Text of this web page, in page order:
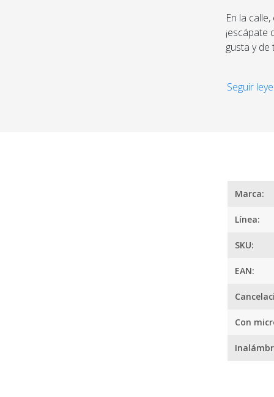
En la
gusta y
Al ser in-
Seguir
Marca:
Línea:
SKU:
EAN:
Con
Tu compra
estándares de